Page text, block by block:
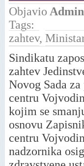
Objavio
Tags:
zahtev,
Sindikatu
zahtev
Novog Sada
centru
kojim se
osnovu
centru
nadzornika